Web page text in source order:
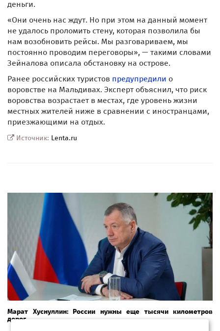
деньги.
«Они очень нас ждут. Но при этом на данный момент
не удалось проломить стену, которая позволила бы
нам возобновить рейсы. Мы разговариваем, мы
постоянно проводим переговоры», — такими словами
Зейналова описала обстановку на острове.
Ранее российских туристов предупредили о
воровстве на Мальдивах. Эксперт объяснил, что риск
воровства возрастает в местах, где уровень жизни
местных жителей ниже в сравнении с иностранцами,
приезжающими на отдых.
Источник: Lenta.ru
Марат Хуснуллин: России нужны еще тысячи километров
дорог